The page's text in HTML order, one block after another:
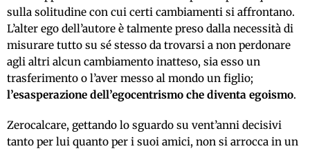
sulla solitudine con cui certi cambiamenti si affrontano.
L’alter ego dell’autore è talmente preso dalla necessità di
misurare tutto su sé stesso da trovarsi a non perdonare
agli altri alcun cambiamento inatteso, sia esso un
trasferimento o l’aver messo al mondo un figlio;
l’esasperazione dell’egocentrismo che diventa egoismo.
Zerocalcare, gettando lo sguardo su vent’anni decisivi
tanto per lui quanto per i suoi amici, non si arrocca in un